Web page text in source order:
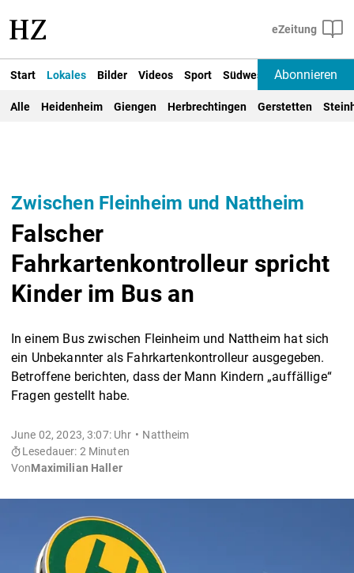
Start Lokales Bilder Videos Sport Südwest Deutschland
Abonnieren
Alle Heidenheim Giengen Herbrechtingen Gerstetten
Zwischen Fleinheim und Nattheim
Falscher
Fahrkartenkontrolleur spricht
Kinder im Bus an
In einem Bus zwischen Fleinheim und Nattheim hat sich
ein Unbekannter als Fahrkartenkontrolleur ausgegeben.
Betroffene berichten, dass der Mann Kindern „auffällige“
Fragen gestellt habe.
June 02, 2023, 3:07: Uhr
Nattheim
Lesedauer: 2 Minuten
VonMaximilian Haller